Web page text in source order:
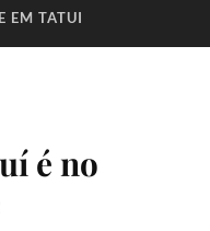
EM TATUI
é no